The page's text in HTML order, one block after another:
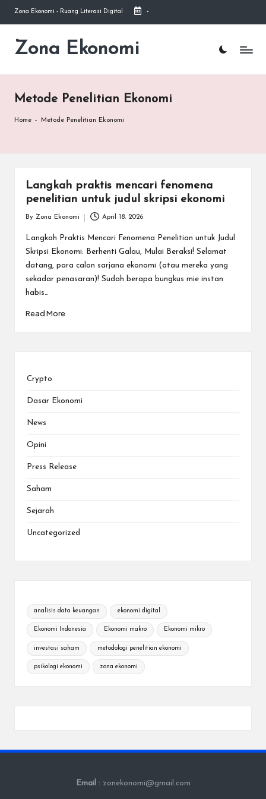
Skip
content
Zona Ekonomi - Ruang Literasi Digital -
Zona Ekonomi
Ruang
Metode Penelitian Ekonomi
Home - Metode Penelitian Ekonomi
Langkah praktis mencari fenomena
penelitian untuk judul skripsi ekonomi
by
By Zona Ekonomi April 18, 2026
Langkah Praktis Mencari Fenomena Penelitian untuk Judul
Skripsi Ekonomi: Berhenti Galau, Mulai Beraksi! Selamat
datang, para calon sarjana ekonomi (atau mereka yang
sekadar penasaran)! Sudah berapa bungkus mie instan
habis…
Read More
Crypto
Dasar Ekonomi
News
Opini
Press Release
Saham
Sejarah
Uncategorized
analisis data keuangan ekonomi digital
Ekonomi Indonesia Ekonomi makro Ekonomi mikro
investasi saham metodologi penelitian ekonomi
psikologi ekonomi zona ekonomi
Email : zonekonomi@gmail.com